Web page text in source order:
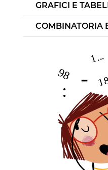
GRAFICI E
COMBINATORIA